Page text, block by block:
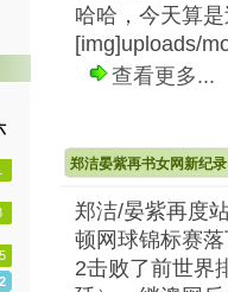
哈哈，今天算
[img]uploads/
查看更多...
郑洁晏紫再书女网新纪
郑洁/晏紫再度
顿网球锦标赛
2击败了前世界